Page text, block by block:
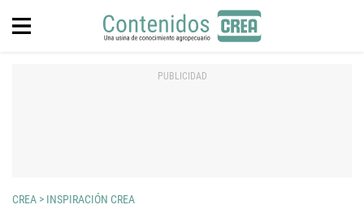
CREA > INSPIRACIÓN CREA